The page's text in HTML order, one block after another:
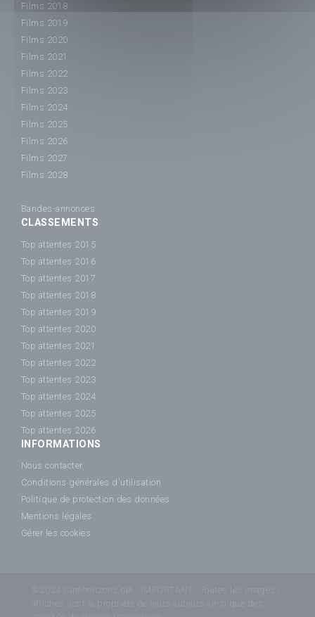
Films 2018
Films 2019
Films 2020
Films 2021
Films 2022
Films 2023
Films 2024
Films 2025
Films 2026
Films 2027
Films 2028
Bandes-annonces
CLASSEMENTS
Top attentes 2015
Top attentes 2016
Top attentes 2017
Top attentes 2018
Top attentes 2019
Top attentes 2020
Top attentes 2021
Top attentes 2022
Top attentes 2023
Top attentes 2024
Top attentes 2025
Top attentes 2026
INFORMATIONS
Nous contacter
Conditions générales d'utilisation
Politique de protection des données
Mentions légales
Gérer les cookies